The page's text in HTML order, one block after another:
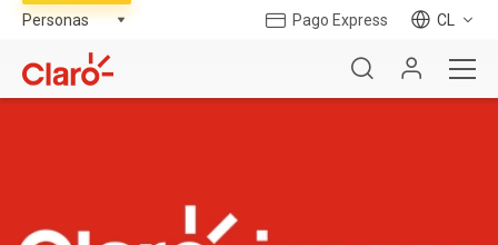
Pago Express CL